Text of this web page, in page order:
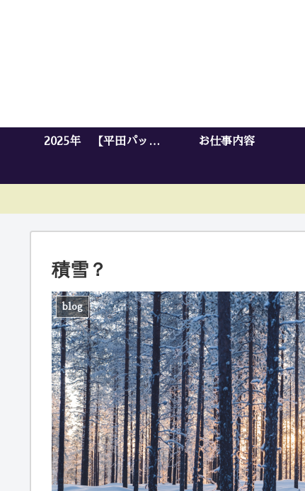
2025年 【平田パッキ お仕事内容
積雪？
blog